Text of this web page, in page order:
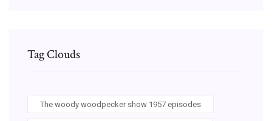
Tag Clouds
The woody woodpecker show 1957 episodes